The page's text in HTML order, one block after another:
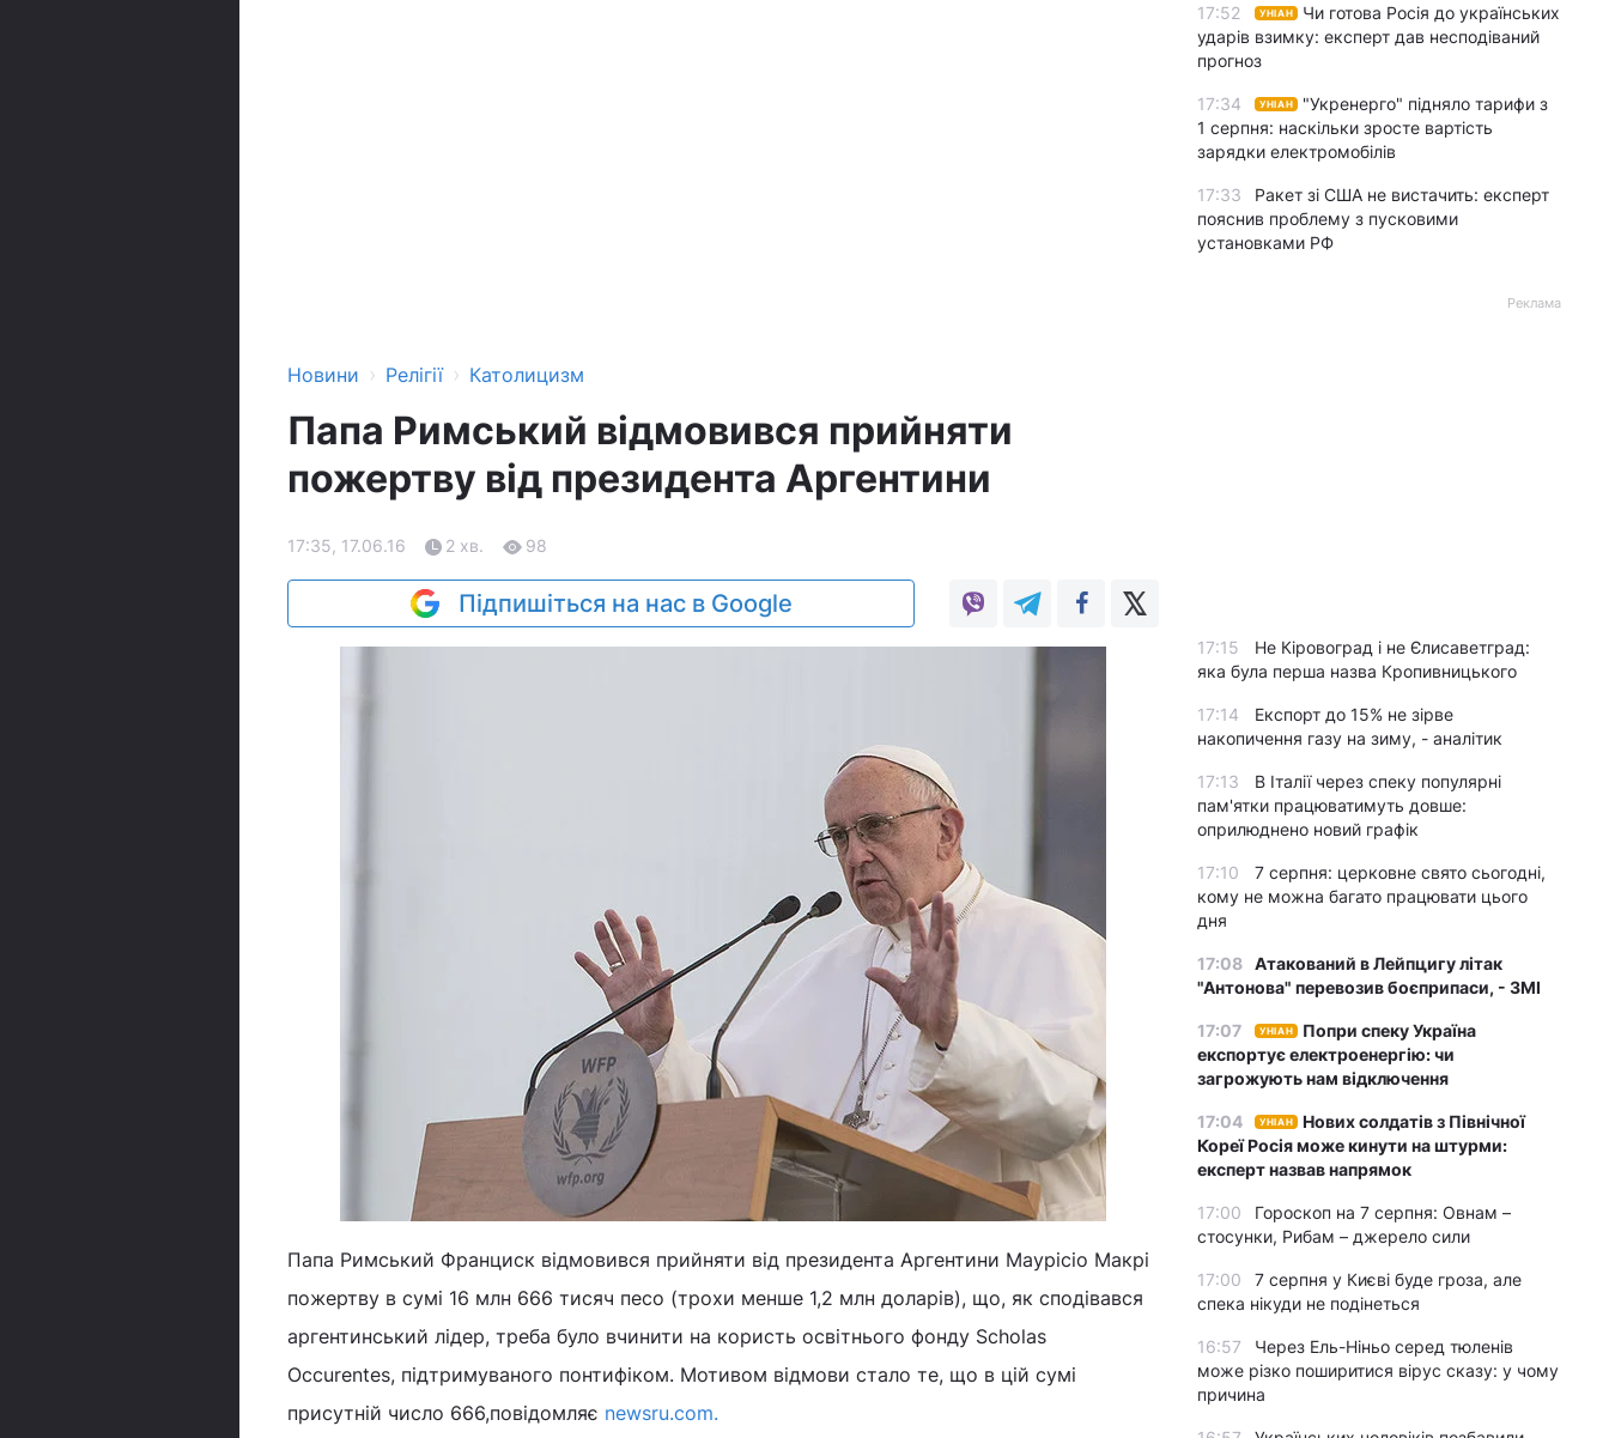
Новини › Релігії › Католицизм
Папа Римський відмовився прийняти
пожертву від президента Аргентини
17:35, 17.06.16 2 хв. 98
Підпишіться на нас в Google
Папа Римський Франциск відмовився прийняти від президента Аргентини Маурісіо Макрі
пожертву в сумі 16 млн 666 тисяч песо (трохи менше 1,2 млн доларів), що, як сподівався
аргентинський лідер, треба було вчинити на користь освітнього фонду Scholas
Occurentes, підтримуваного понтифіком. Мотивом відмови стало те, що в цій сумі
присутній число 666,повідомляє newsru.com.
17:52 УНІАН
Чи готова Росія до українських
ударів взимку: експерт дав несподіваний
прогноз
17:34 УНІАН
"Укренерго" підняло тарифи з
1 серпня: наскільки зросте вартість
зарядки електромобілів
17:33
Ракет зі США не вистачить: експерт
пояснив проблему з пусковими
установками РФ
Реклама
17:15
Не Кіровоград і не Єлисаветград:
яка була перша назва Кропивницького
17:14
Експорт до 15% не зірве
накопичення газу на зиму, - аналітик
17:13
В Італії через спеку популярні
пам'ятки працюватимуть довше:
оприлюднено новий графік
17:10
7 серпня: церковне свято сьогодні,
кому не можна багато працювати цього
дня
17:08 Атакований в Лейпцигу літак
"Антонова" перевозив боєприпаси, - ЗМІ
17:07 УНІАН
Попри спеку Україна
експортує електроенергію: чи
загрожують нам відключення
17:04 УНІАН
Нових солдатів з Північної
Кореї Росія може кинути на штурми:
експерт назвав напрямок
17:00
Гороскоп на 7 серпня: Овнам –
стосунки, Рибам – джерело сили
17:00
7 серпня у Києві буде гроза, але
спека нікуди не подінеться
16:57
Через Ель-Ніньо серед тюленів
може різко поширитися вірус сказу: у чому
причина